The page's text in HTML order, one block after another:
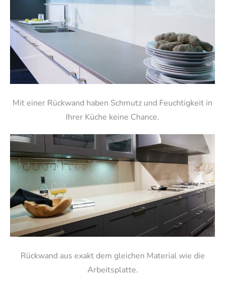
Mit einer Rückwand haben Schmutz und Feuchtigkeit in
Ihrer Küche keine Chance.
Rückwand aus exakt dem gleichen Material wie die
Arbeitsplatte.